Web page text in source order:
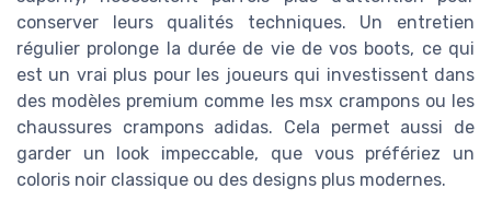
conserver leurs qualités techniques. Un entretien
régulier prolonge la durée de vie de vos boots, ce qui
est un vrai plus pour les joueurs qui investissent dans
des modèles premium comme les msx crampons ou les
chaussures crampons adidas. Cela permet aussi de
garder un look impeccable, que vous préfériez un
coloris noir classique ou des designs plus modernes.